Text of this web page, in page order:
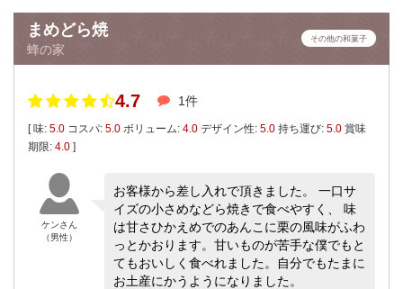
まめどら焼
蜂の家
その他の和菓子
4.7 1件
[ 味: 5.0 コスパ: 5.0 ボリューム: 4.0 デザイン性: 5.0 持ち運び: 5.0 賞味
期限: 4.0 ]
ケンさん
（男性）
お客様から差し入れで頂きました。 一口サ
イズの小さめなどら焼きで食べやすく、 味
は甘さひかえめでのあんこに栗の風味がふわ
っとかおります。甘いものが苦手な僕でもと
てもおいしく食べれました。自分でもたまに
お土産にかうようになりました。